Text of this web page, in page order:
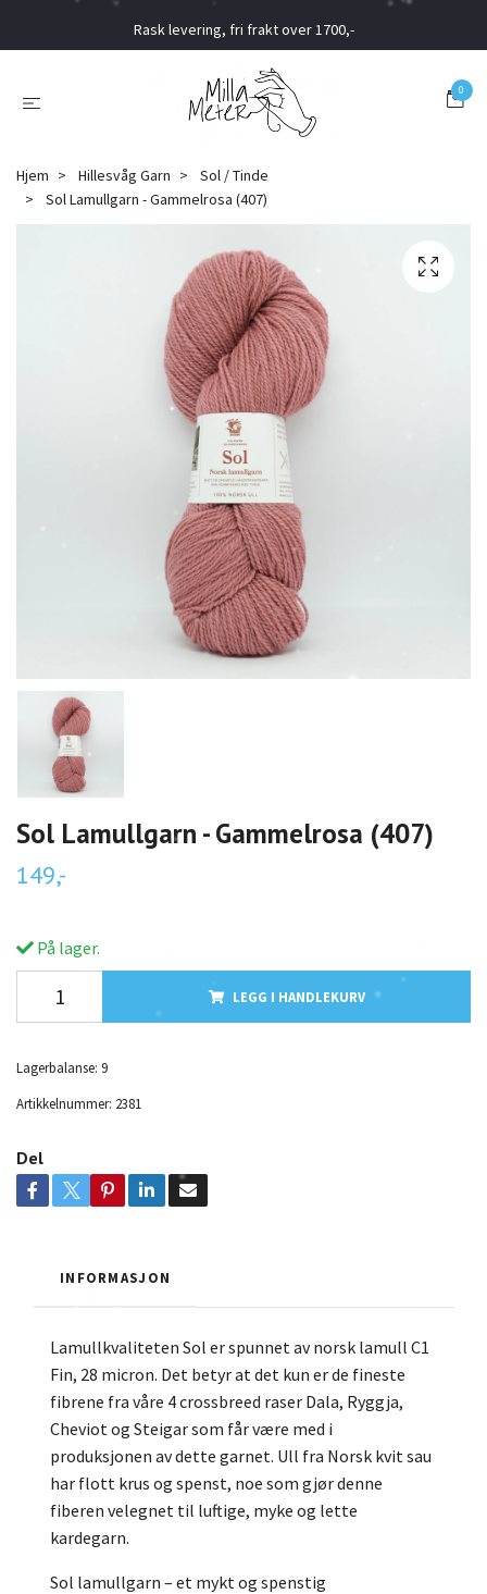
Rask levering, fri frakt over 1700,-
0
Hjem Hillesvåg Garn
Sol / Tinde
Sol Lamullgarn - Gammelrosa (407)
Sol Lamullgarn - Gammelrosa (407)
149,-
På lager.
LEGG I HANDLEKURV
Lagerbalanse: 9
Artikkelnummer: 2381
Del
INFORMASJON
Lamullkvaliteten Sol er spunnet av norsk lamull C1
Fin, 28 micron. Det betyr at det kun er de fineste
fibrene fra våre 4 crossbreed raser Dala, Ryggja,
Cheviot og Steigar som får være med i
produksjonen av dette garnet. Ull fra Norsk kvit sau
har flott krus og spenst, noe som gjør denne
fiberen velegnet til luftige, myke og lette
kardegarn.
Sol lamullgarn – et mykt og spenstig